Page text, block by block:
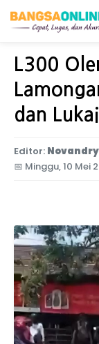
Home Jawa
L300
dan
Editor:
📅 Minggu, 10 Mei